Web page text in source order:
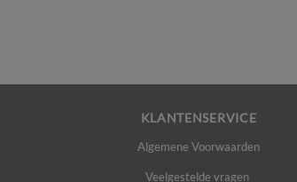
KLANTENSERVICE
Algemene Voorwaarden
Veelgestelde vragen